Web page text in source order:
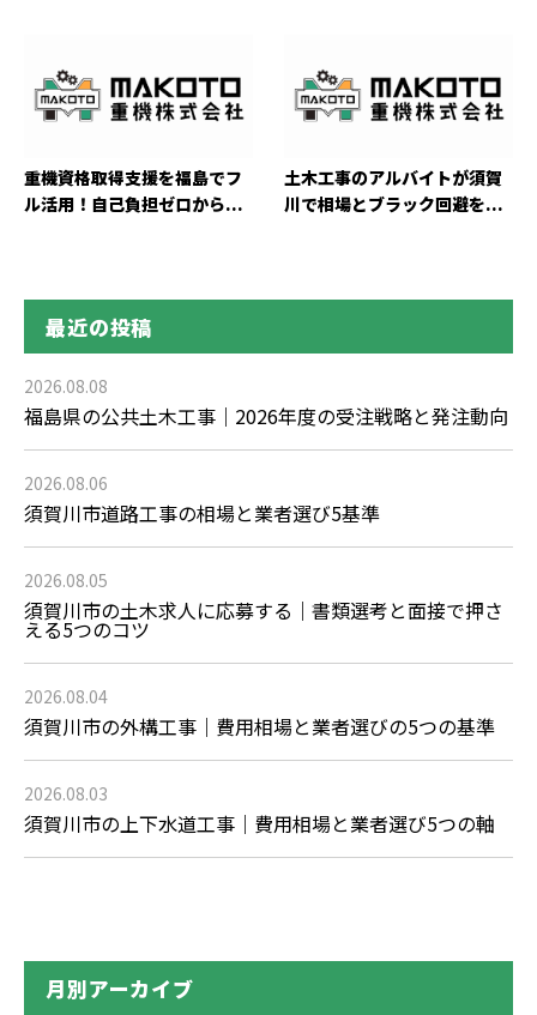
重機資格取得支援を福島でフ
ル活用！自己負担ゼロから...
土木工事のアルバイトが須賀
川で相場とブラック回避を...
最近の投稿
2026.08.08
福島県の公共土木工事｜2026年度の受注戦略と発注動向
2026.08.06
須賀川市道路工事の相場と業者選び5基準
2026.08.05
須賀川市の土木求人に応募する｜書類選考と面接で押さ
える5つのコツ
2026.08.04
須賀川市の外構工事｜費用相場と業者選びの5つの基準
2026.08.03
須賀川市の上下水道工事｜費用相場と業者選び5つの軸
月別アーカイブ